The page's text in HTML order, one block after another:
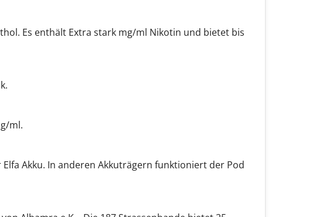
Es enthält Extra stark mg/ml Nikotin und bietet bis
ml.
Akku. In anderen Akkuträgern funktioniert der Pod